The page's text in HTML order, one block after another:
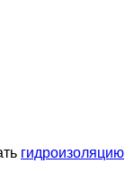
гидроизоляцию